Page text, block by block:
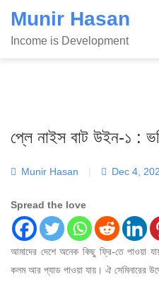
SkipMunir Hasan
Income is Development
প্লে নাইস বাট উইন-১ :
Munir Hasan | Dec 4,
Spread the love
আমাদের দেশে অনেক কিছু ফ্রি-তে পাওয়া
কলম আর প্যাড পাওয়া যায়। ঐ সেমিনারের